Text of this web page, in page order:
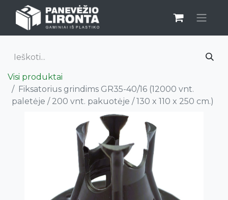
Visi produktai
Fiksatorius grindims GR35-40/16 (12000 vnt.
paletėje / 200 vnt. pakuotėje / 130 x 110 x 250 cm.)